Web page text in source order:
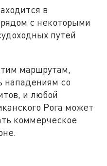
в
с некоторыми
путей
маршрутам,
нападениям со
и любой
Рога может
коммерческое